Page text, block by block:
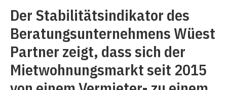
Der Stabilitätsindikator des
Beratungsunternehmens Wüest
Partner zeigt, dass sich der
Mietwohnungsmarkt seit 2015